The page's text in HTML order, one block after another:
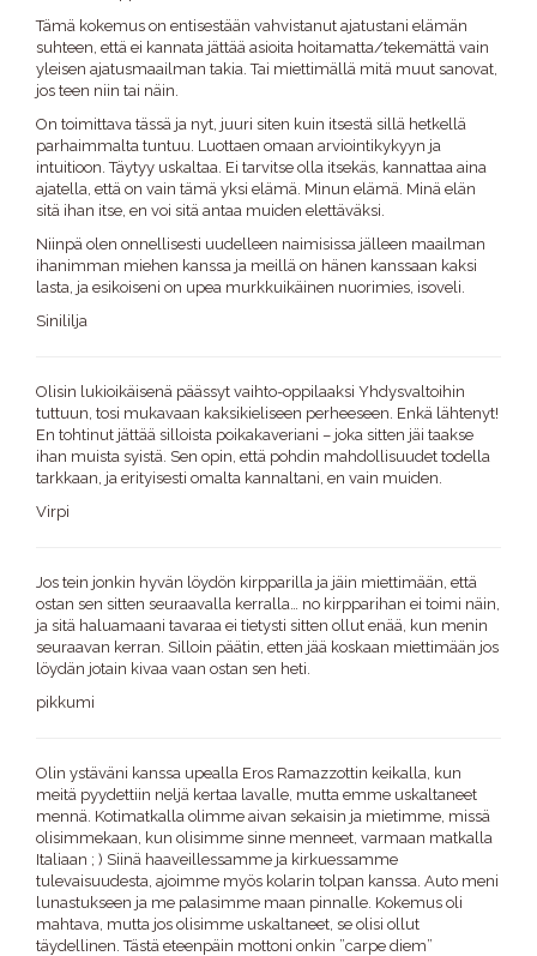
Tämä kokemus on entisestään vahvistanut ajatustani elämän
suhteen, että ei kannata jättää asioita hoitamatta/tekemättä vain
yleisen ajatusmaailman takia. Tai miettimällä mitä muut sanovat,
jos teen niin tai näin.
On toimittava tässä ja nyt, juuri siten kuin itsestä sillä hetkellä
parhaimmalta tuntuu. Luottaen omaan arviointikykyyn ja
intuitioon. Täytyy uskaltaa. Ei tarvitse olla itsekäs, kannattaa aina
ajatella, että on vain tämä yksi elämä. Minun elämä. Minä elän
sitä ihan itse, en voi sitä antaa muiden elettäväksi.
Niinpä olen onnellisesti uudelleen naimisissa jälleen maailman
ihanimman miehen kanssa ja meillä on hänen kanssaan kaksi
lasta, ja esikoiseni on upea murkkuikäinen nuorimies, isoveli.
Sinililja
Olisin lukioikäisenä päässyt vaihto-oppilaaksi Yhdysvaltoihin
tuttuun, tosi mukavaan kaksikieliseen perheeseen. Enkä lähtenyt!
En tohtinut jättää silloista poikakaveriani – joka sitten jäi taakse
ihan muista syistä. Sen opin, että pohdin mahdollisuudet todella
tarkkaan, ja erityisesti omalta kannaltani, en vain muiden.
Virpi
Jos tein jonkin hyvän löydön kirpparilla ja jäin miettimään, että
ostan sen sitten seuraavalla kerralla… no kirpparihan ei toimi näin,
ja sitä haluamaani tavaraa ei tietysti sitten ollut enää, kun menin
seuraavan kerran. Silloin päätin, etten jää koskaan miettimään jos
löydän jotain kivaa vaan ostan sen heti.
pikkumi
Olin ystäväni kanssa upealla Eros Ramazzottin keikalla, kun
meitä pyydettiin neljä kertaa lavalle, mutta emme uskaltaneet
mennä. Kotimatkalla olimme aivan sekaisin ja mietimme, missä
olisimmekaan, kun olisimme sinne menneet, varmaan matkalla
Italiaan ; ) Siinä haaveillessamme ja kirkuessamme
tulevaisuudesta, ajoimme myös kolarin tolpan kanssa. Auto meni
lunastukseen ja me palasimme maan pinnalle. Kokemus oli
mahtava, mutta jos olisimme uskaltaneet, se olisi ollut
täydellinen. Tästä eteenpäin mottoni onkin ”carpe diem”